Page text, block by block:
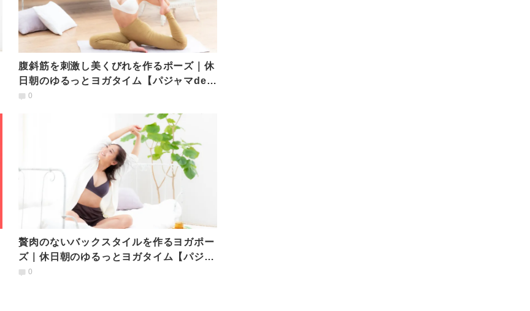
腹斜筋を刺激し美くびれを作るポーズ｜休
日朝のゆるっとヨガタイム【パジャマde
YOGA】
0
贅肉のないバックスタイルを作るヨガポー
ズ｜休日朝のゆるっとヨガタイム【パジャ
マde YOGA】
0